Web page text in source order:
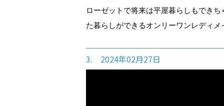
ローゼットで将来は平屋暮らしもでき
た暮らしができるオンリーワンレディメ
3. 2024年02月27日